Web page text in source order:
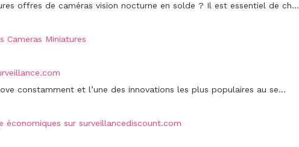
offres de caméras vision nocturne en solde ? Il est essentiel de ch...
Cameras Miniatures
constamment et l’une des innovations les plus populaires au se...
économiques sur surveillancediscount.com